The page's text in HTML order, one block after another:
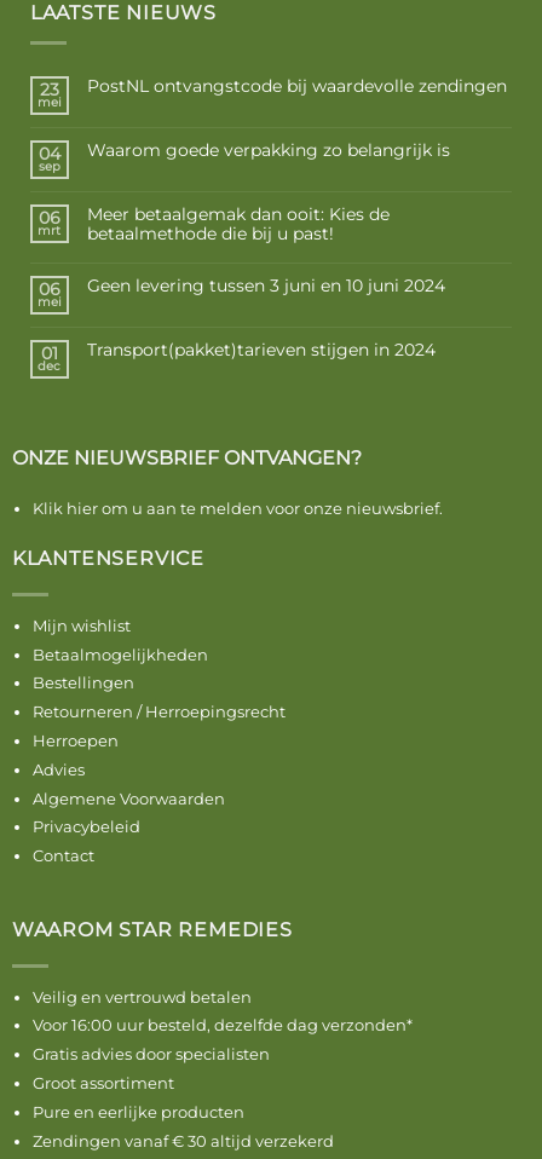
LAATSTE NIEUWS
23
mei
PostNL ontvangstcode bij waardevolle zendingen
04
sep
Waarom goede verpakking zo belangrijk is
06
mrt
Meer betaalgemak dan ooit: Kies de
betaalmethode die bij u past!
06
mei
Geen levering tussen 3 juni en 10 juni 2024
01
dec
Transport(pakket)tarieven stijgen in 2024
ONZE NIEUWSBRIEF ONTVANGEN?
Klik hier om u aan te melden voor onze nieuwsbrief.
KLANTENSERVICE
Mijn wishlist
Betaalmogelijkheden
Bestellingen
Retourneren / Herroepingsrecht
Herroepen
Advies
Algemene Voorwaarden
Privacybeleid
Contact
WAAROM STAR REMEDIES
Veilig en vertrouwd betalen
Voor 16:00 uur besteld, dezelfde dag verzonden*
Gratis advies door specialisten
Groot assortiment
Pure en eerlijke producten
Zendingen vanaf € 30 altijd verzekerd